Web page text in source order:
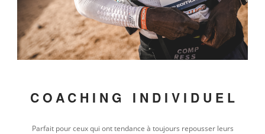
COACHING INDIVIDUEL
Parfait pour ceux qui ont tendance à toujours repousser leurs